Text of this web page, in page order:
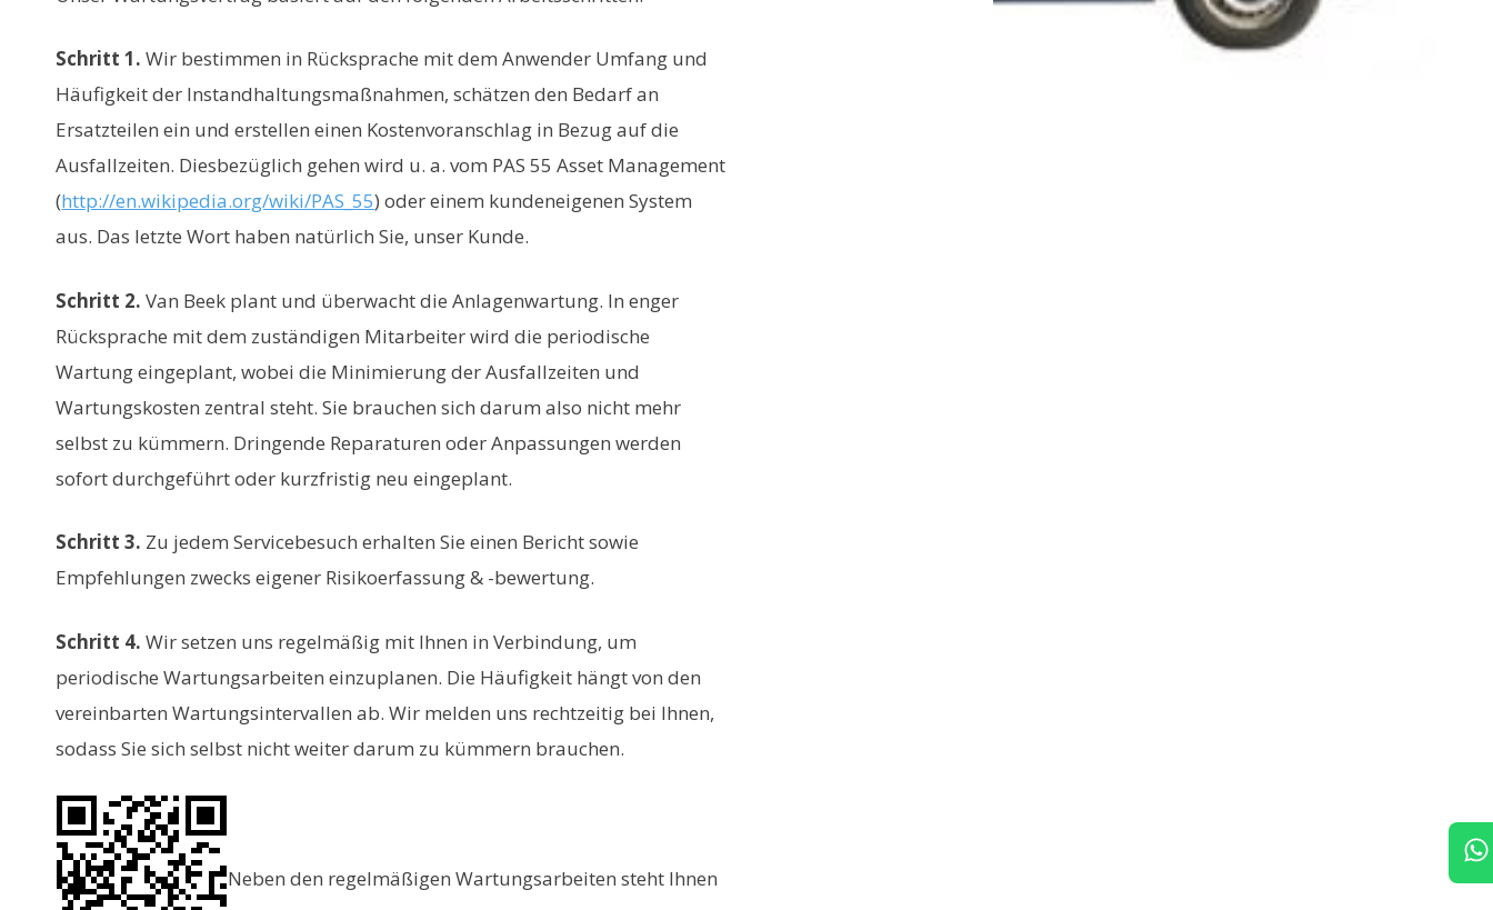
Schritt 1. Wir bestimmen in Rücksprache mit dem Anwender Umfang und
Häufigkeit der Instandhaltungsmaßnahmen, schätzen den Bedarf an
Ersatzteilen ein und erstellen einen Kostenvoranschlag in Bezug auf die
Ausfallzeiten. Diesbezüglich gehen wird u. a. vom PAS 55 Asset Management
(http://en.wikipedia.org/wiki/PAS_55) oder einem kundeneigenen System
aus. Das letzte Wort haben natürlich Sie, unser Kunde.
Schritt 2. Van Beek plant und überwacht die Anlagenwartung. In enger
Rücksprache mit dem zuständigen Mitarbeiter wird die periodische
Wartung eingeplant, wobei die Minimierung der Ausfallzeiten und
Wartungskosten zentral steht. Sie brauchen sich darum also nicht mehr
selbst zu kümmern. Dringende Reparaturen oder Anpassungen werden
sofort durchgeführt oder kurzfristig neu eingeplant.
Schritt 3. Zu jedem Servicebesuch erhalten Sie einen Bericht sowie
Empfehlungen zwecks eigener Risikoerfassung & -bewertung.
Schritt 4. Wir setzen uns regelmäßig mit Ihnen in Verbindung, um
periodische Wartungsarbeiten einzuplanen. Die Häufigkeit hängt von den
vereinbarten Wartungsintervallen ab. Wir melden uns rechtzeitig bei Ihnen,
sodass Sie sich selbst nicht weiter darum zu kümmern brauchen.
Neben den regelmäßigen Wartungsarbeiten steht Ihnen